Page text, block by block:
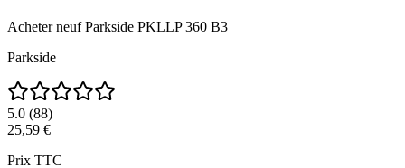
Acheter neuf Parkside PKLLP 360 B3
Parkside
5.0 (88)
25,59 €
Prix TTC